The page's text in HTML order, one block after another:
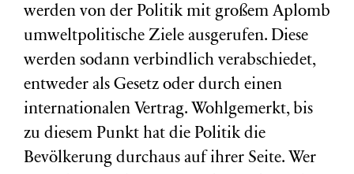
werden von der Politik mit großem Aplomb
umweltpolitische Ziele ausgerufen. Diese
werden sodann verbindlich verabschiedet,
entweder als Gesetz oder durch einen
internationalen Vertrag. Wohlgemerkt, bis
zu diesem Punkt hat die Politik die
Bevölkerung durchaus auf ihrer Seite. Wer